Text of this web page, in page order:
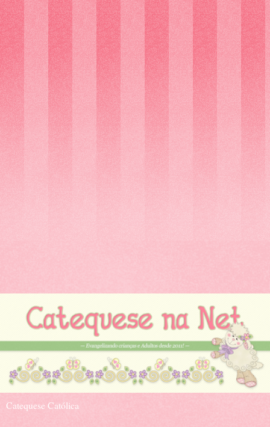
Catequese Católica